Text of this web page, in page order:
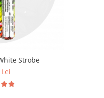
Strobe